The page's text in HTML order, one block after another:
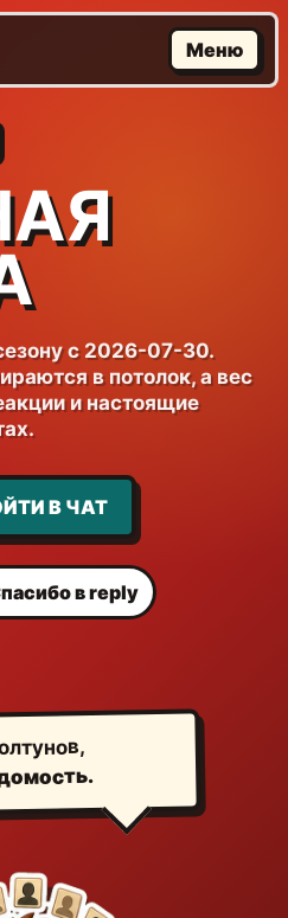
Меню
с 2026-07-30.
в потолок, а вес
и настоящие
В ЧАТ
в reply